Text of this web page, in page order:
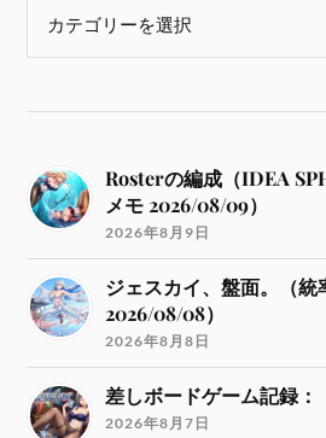
Rosterの編成（IDEA
メモ 2026/08/09）
2026年8月9日
ジェスカイ、盤面。（統
2026/08/08）
2026年8月8日
差しボードゲーム記録：
2026年8月7日